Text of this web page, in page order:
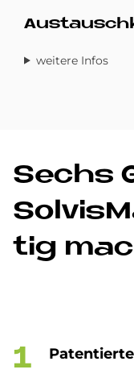
weitere Infos
Sechs
tig